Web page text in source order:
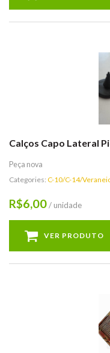
Calços Capo Lateral
Peça nova
Categories: C-10/C-14/
R$6,00/ unidade
VER PRODUTO